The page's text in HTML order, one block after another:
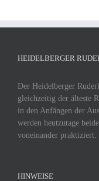
HEIDELBERGER
Der Heidelberger
gleichzeitig der älteste
in den Anfängen der
werden heutzutage
voneinander praktiziert.
HINWEISE